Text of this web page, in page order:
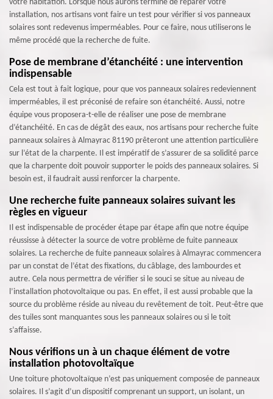
votre habitation. Lorsque nous aurons terminé de réparer votre
installation, nos artisans vont faire un test pour vérifier si vos panneaux
solaires sont redevenus imperméables. Pour ce faire, nous utiliserons le
même procédé que la recherche de fuite.
Pose de membrane d’étanchéité : une intervention
indispensable
Cela est tout à fait logique, pour que vos panneaux solaires redeviennent
imperméables, il est préconisé de refaire son étanchéité. Aussi, notre
équipe vous proposera-t-elle de réaliser une pose de membrane
d’étanchéité. En cas de dégât des eaux, nos artisans pour recherche fuite
panneaux solaires à Almayrac 81190 prêteront une attention particulière
sur l’état de la charpente. Il est impératif de s’assurer de sa solidité parce
que la charpente doit pouvoir supporter le poids des panneaux solaires. Si
besoin est, il faudrait aussi renforcer la charpente.
Une recherche fuite panneaux solaires suivant les
règles en vigueur
Il est indispensable de procéder étape par étape afin que notre équipe
réussisse à détecter la source de votre problème de fuite panneaux
solaires. La recherche de fuite panneaux solaires à Almayrac commencera
par un constat de l’état des fixations, du câblage, des lambourdes et
autre. Cela nous permettra de vérifier si le souci se situe au niveau de
l’installation photovoltaïque ou pas. En effet, il est aussi probable que la
source du problème réside au niveau du revêtement de toit. Peut-être que
des tuiles sont manquantes sous les panneaux solaires ou si le toit
s’affaisse.
Nous vérifions un à un chaque élément de votre
installation photovoltaïque
Une toiture photovoltaïque n’est pas uniquement composée de panneaux
solaires. Il s’agit d’un dispositif comprenant un support, un isolant, un